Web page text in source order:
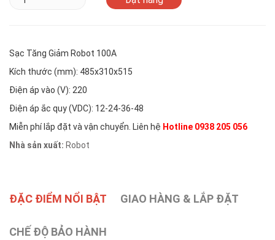
Sạc Tăng Giảm Robot 100A
Kích thước (mm): 485x310x515
Điện áp vào (V): 220
Điện áp ắc quy (VDC): 12-24-36-48
Miễn phí lắp đặt và vận chuyển. Liên hệ Hotline 0938 205 056
Nhà sản xuất: Robot
ĐẶC ĐIỂM NỔI BẬT GIAO HÀNG & LẮP ĐẶT
CHẾ ĐỘ BẢO HÀNH